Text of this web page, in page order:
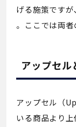
げる施策です
。ここでは両者
アップセル
アップセル（
いる商品より